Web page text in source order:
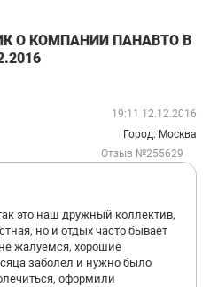
О КОМПАНИИ ПАНАВТО В
19:11 12.12.2016
Город: Москва
Отзыв №255629
это наш дружный коллектив,
но и отдых часто бывает
жалуемся, хорошие
заболел и нужно было
оформили